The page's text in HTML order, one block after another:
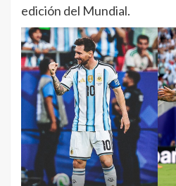
edición del Mundial.